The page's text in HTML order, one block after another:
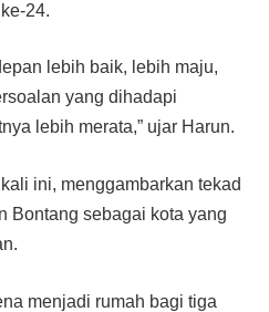
24.
lebih baik, lebih maju,
yang dihadapi
lebih merata,” ujar Harun.
ini, menggambarkan tekad
Bontang sebagai kota yang
menjadi rumah bagi tiga